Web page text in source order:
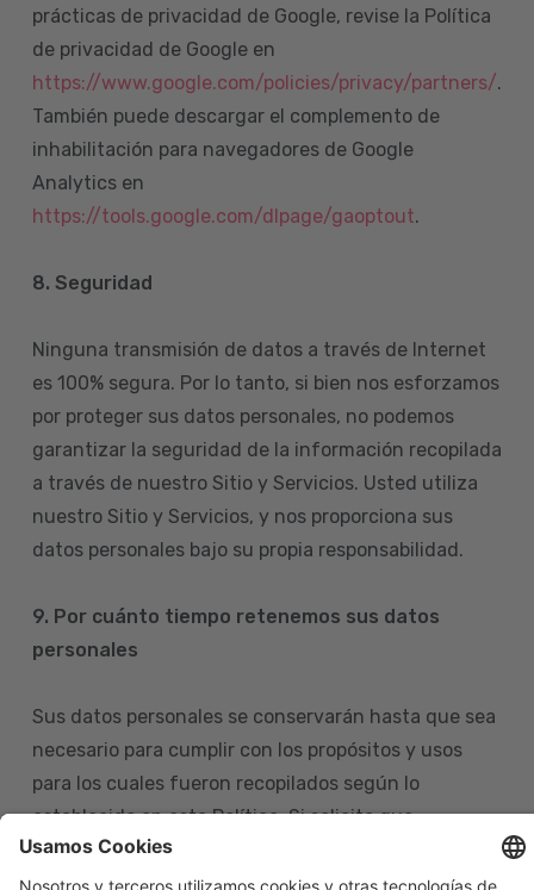
prácticas de privacidad de Google, revise la Política
de privacidad de Google en
https://www.google.com/policies/privacy/partners/.
También puede descargar el complemento de
inhabilitación para navegadores de Google
Analytics en
https://tools.google.com/dlpage/gaoptout.
8. Seguridad
Ninguna transmisión de datos a través de Internet
es 100% segura. Por lo tanto, si bien nos esforzamos
por proteger sus datos personales, no podemos
garantizar la seguridad de la información recopilada
a través de nuestro Sitio y Servicios. Usted utiliza
nuestro Sitio y Servicios, y nos proporciona sus
datos personales bajo su propia responsabilidad.
9. Por cuánto tiempo retenemos sus datos
personales
Sus datos personales se conservarán hasta que sea
necesario para cumplir con los propósitos y usos
para los cuales fueron recopilados según lo
establecido en esta Política. Si solicita que
eliminemos sus datos personales de nuestras bases
de datos, tenga en cuenta que igualmente